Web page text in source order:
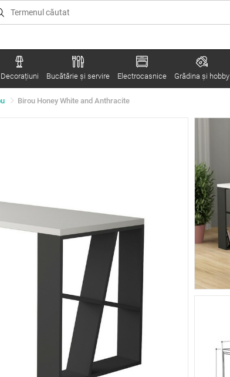
Decorațiuni Bucătărie și servire Electrocasnice Grădina şi hobby
Birou Honey White and Anthracite